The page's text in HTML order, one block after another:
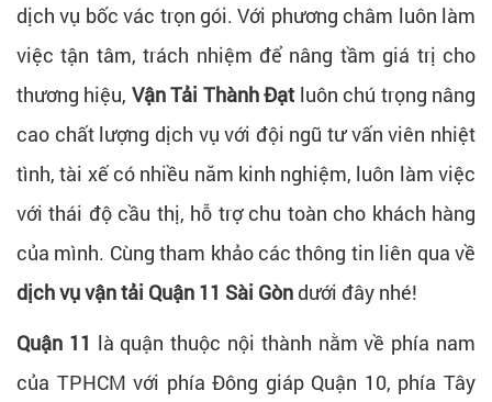
dịch vụ bốc vác trọn gói. Với phương châm luôn làm
việc tận tâm, trách nhiệm để nâng tầm giá trị cho
thương hiệu, Vận Tải Thành Đạt luôn chú trọng nâng
cao chất lượng dịch vụ với đội ngũ tư vấn viên nhiệt
tình, tài xế có nhiều năm kinh nghiệm, luôn làm việc
với thái độ cầu thị, hỗ trợ chu toàn cho khách hàng
của mình. Cùng tham khảo các thông tin liên qua về
dịch vụ vận tải Quận 11 Sài Gòn dưới đây nhé!
Quận 11 là quận thuộc nội thành nằm về phía nam
của TPHCM với phía Đông giáp Quận 10, phía Tây